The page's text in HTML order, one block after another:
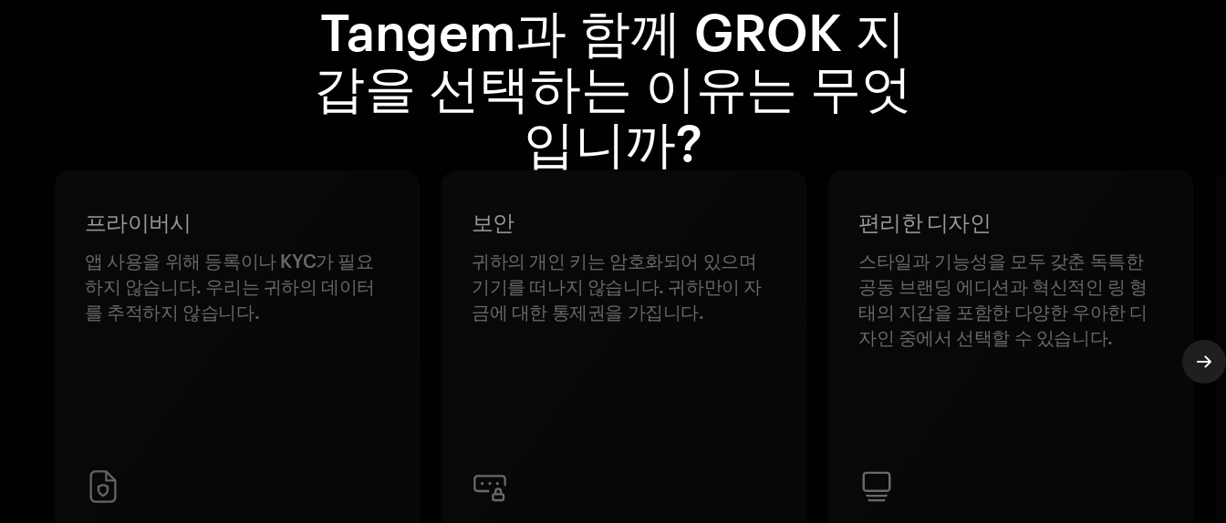
Tangem과 함께 GROK 지
갑을 선택하는 이유는 무엇
입니까?
프라이버시
앱 사용을 위해 등록이나 KYC가 필요
하지 않습니다. 우리는 귀하의 데이터
를 추적하지 않습니다.
보안
귀하의 개인 키는 암호화되어 있으며
기기를 떠나지 않습니다. 귀하만이 자
금에 대한 통제권을 가집니다.
편리한 디자인
스타일과 기능성을 모두 갖춘 독특한
공동 브랜딩 에디션과 혁신적인 링 형
태의 지갑을 포함한 다양한 우아한 디
자인 중에서 선택할 수 있습니다.